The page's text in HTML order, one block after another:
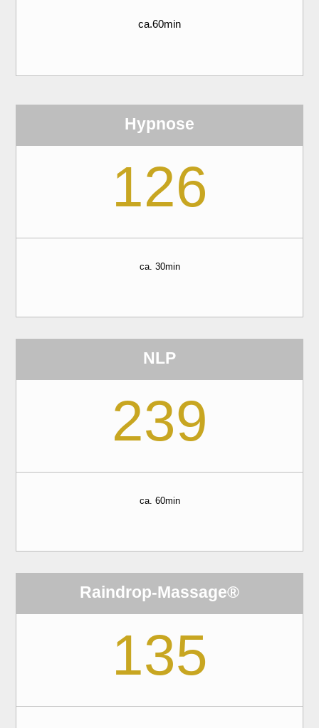
ca.60min
Hypnose
126
ca. 30min
NLP
239
ca. 60min
Raindrop-Massage®
135